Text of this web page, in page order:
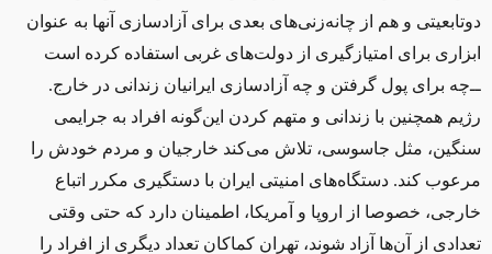
دوتابعیتی و هم از چانه‌زنی‌های بعدی برای آزادسازی آنها به عنوان
ابزاری برای امتیازگیری از دولت‌های غربی استفاده کرده است
‌ــ‌چه برای پول گرفتن و چه آزادسازی ایرانیان زندانی در خارج.
رژیم همچنین با زندانی و متهم کردن این‌گونه افراد به جرایمی
سنگین، مثل جاسوسی، تلاش می‌کند خارجیان و مردم خودش را
مرعوب کند. دستگاه‌های امنیتی ایران با دستگیری مکرر اتباع
خارجی، خصوصا از اروپا و آمریکا، اطمینان دارد که حتی وقتی
تعدادی از آن‌ها آزاد شوند، تهران کماکان تعداد دیگری از افراد را